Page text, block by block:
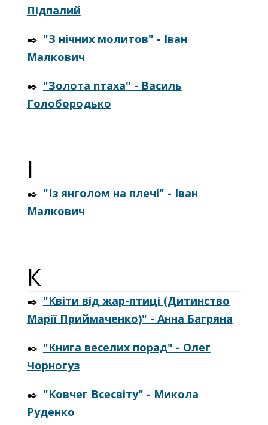
Підпалий
✒️ "З нічних молитов" - Іван
Малкович
✒️ "Золота птаха" - Василь
Голобородько
І
✒️ "Із янголом на плечі" - Іван
Малкович
К
✒️ "Квіти від жар-птиці (Дитинство
Марії Приймаченко)" - Анна Багряна
✒️ "Книга веселих порад" - Олег
Чорногуз
✒️ "Ковчег Всесвіту" - Микола
Руденко